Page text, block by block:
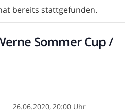
bereits stattgefunden.
Sommer Cup /
26.06.2020, 20:00 Uhr